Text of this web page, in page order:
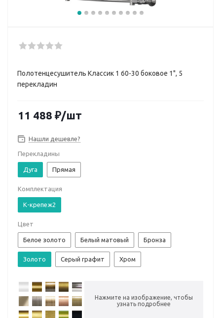
Полотенцесушитель Классик 1 60-30 боковое 1", 5
перекладин
11 488 ₽/шт
Нашли дешевле?
Перекладины
Дуга Прямая
Комплектация
К-крепеж2
Цвет
Белое золото Белый матовый Бронза
Золото Серый графит Хром
Нажмите на изображение, чтобы
узнать подробнее